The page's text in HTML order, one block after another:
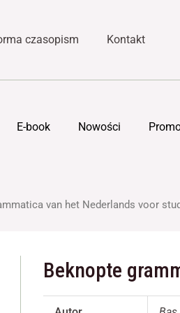
czasopism Kontakt
E-book Nowości
van het Nederlands voor
Beknopte